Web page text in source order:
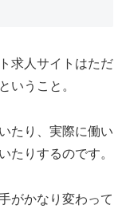
求人サイトはただ
いうこと。
たり、実際に働い
たりするのです。
がかなり変わって